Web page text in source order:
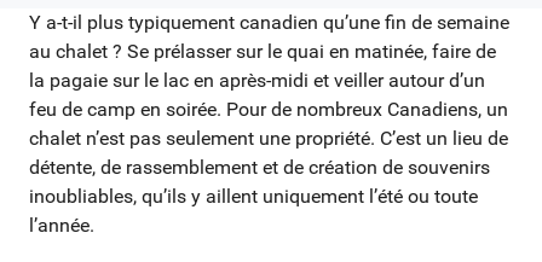
Y a-t-il plus typiquement canadien qu’une fin de semaine
au chalet ? Se prélasser sur le quai en matinée, faire de
la pagaie sur le lac en après-midi et veiller autour d’un
feu de camp en soirée. Pour de nombreux Canadiens, un
chalet n’est pas seulement une propriété. C’est un lieu de
détente, de rassemblement et de création de souvenirs
inoubliables, qu’ils y aillent uniquement l’été ou toute
l’année.